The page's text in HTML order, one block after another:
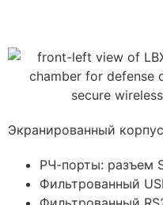
Экранированный
РЧ-порты: разъем
Фильтрованный